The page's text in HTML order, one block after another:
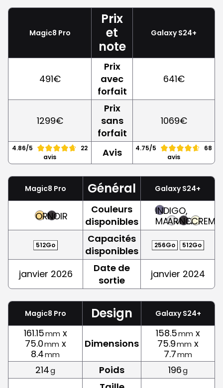
Magic8 Pro
Prix
et
note
Galaxy S24+
491€
Prix
avec
forfait
641€
1299€
Prix
sans
forfait
1069€
4.86/5
22
avis
Avis 4.75/5
68
avis
Magic8 Pro Général Galaxy S24+
ORNOIR
Couleurs
disponibles
INDIGO,
MAUVE
ARGENT
NOIRCREME
512Go
Capacités
disponibles
256Go 512Go
janvier 2026
Date de
sortie
janvier 2024
Magic8 Pro Design Galaxy S24+
161.15mm x
75.0mm x
8.4mm
Dimensions
158.5mm x
75.9mm x
7.7mm
214g Poids 196g